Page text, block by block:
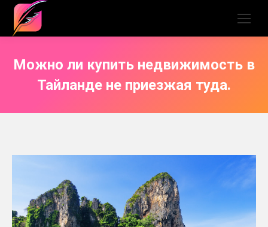
Можно ли купить недвижимость в
Тайланде не приезжая туда.